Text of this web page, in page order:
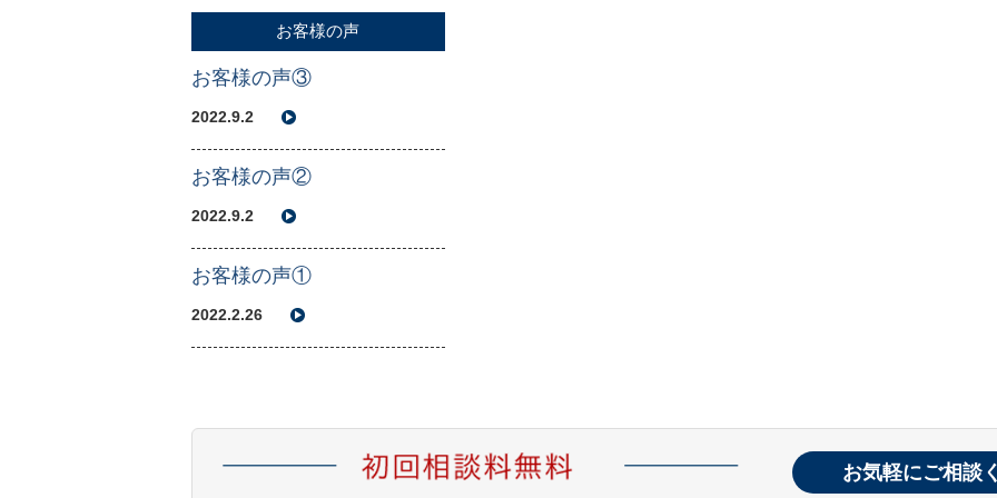
お客様の声
お客様の声③
2022.9.2
お客様の声②
2022.9.2
お客様の声①
2022.2.26
お気軽にご相談